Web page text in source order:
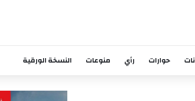
حوارات رأي منوعات النسخة الورقية